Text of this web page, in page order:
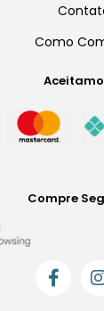
Como
Compre